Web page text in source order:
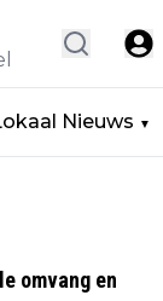
Nieuws ▼
omvang en